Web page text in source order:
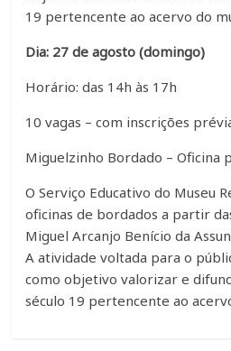
19 pertencente ao acervo do
Dia: 27 de agosto (domingo)
Horário: das 14h às 17h
10 vagas – com inscrições
Miguelzinho Bordado – Oficina
O Serviço Educativo do Museu
oficinas de bordados a partir
Miguel Arcanjo Benício da
A atividade voltada para o
como objetivo valorizar e
século 19 pertencente ao